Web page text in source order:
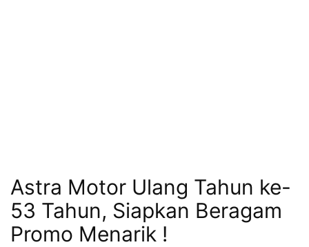
Astra Motor Ulang Tahun ke-
53 Tahun, Siapkan Beragam
Promo Menarik !